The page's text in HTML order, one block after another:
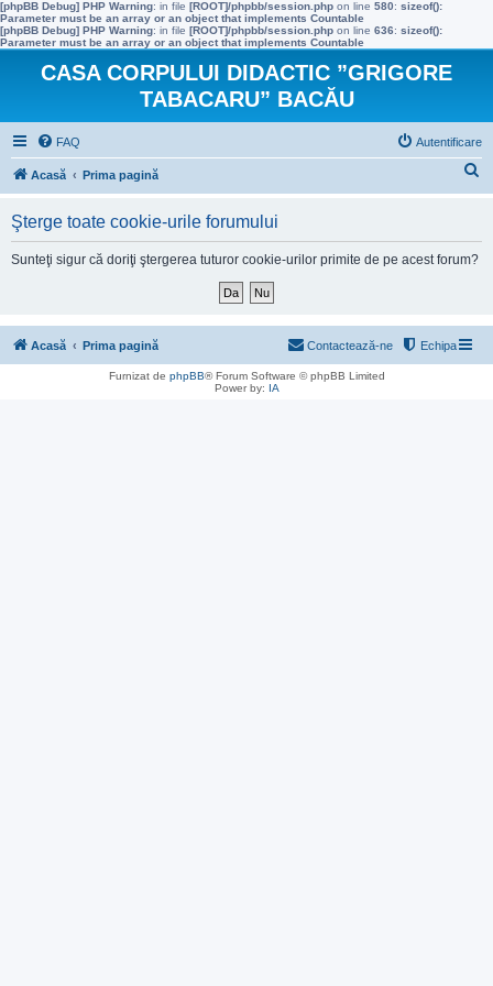
[phpBB Debug] PHP Warning: in file [ROOT]/phpbb/session.php on line 580: sizeof():
Parameter must be an array or an object that implements Countable
[phpBB Debug] PHP Warning: in file [ROOT]/phpbb/session.php on line 636: sizeof():
Parameter must be an array or an object that implements Countable
CASA CORPULUI DIDACTIC ”GRIGORE
TABACARU” BACĂU
FAQ Autentificare
Acasă Prima pagină
Şterge toate cookie-urile forumului
Sunteţi sigur că doriţi ştergerea tuturor cookie-urilor primite de pe acest forum?
Acasă Prima pagină Echipa
Contactează-ne
Furnizat de phpBB® Forum Software © phpBB Limited
Power by: IA